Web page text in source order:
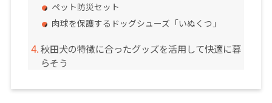
ペット防災セット
肉球を保護するドッグシューズ「いぬくつ」
秋田犬の特徴に合ったグッズを活用して快適に暮
らそう